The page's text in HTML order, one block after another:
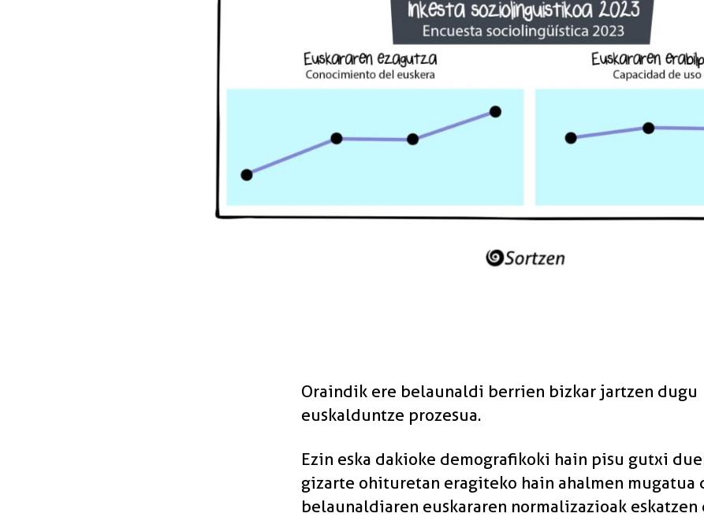
Oraindik ere belaunaldi berrien bizkar jartzen dugu
euskalduntze prozesua.
Ezin eska dakioke demografikoki hain pisu gutxi
gizarte ohituretan eragiteko hain ahalmen mugatua
belaunaldiaren euskararen normalizazioak eskatzen